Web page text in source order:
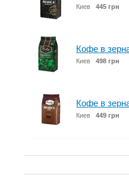
Киев 445 грн
Кофе в
Киев 498 грн
Кофе в
Киев 449 грн